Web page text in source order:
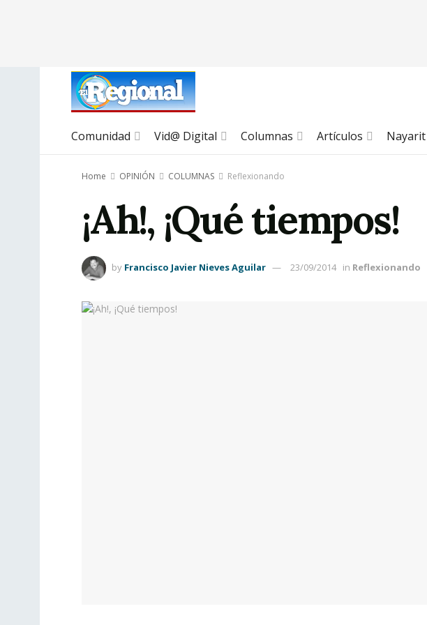
Comunidad Vid@ Digital Columnas Artículos Nayarit
Home OPINIÓN COLUMNAS Reflexionando
¡Ah!, ¡Qué tiempos!
by Francisco Javier Nieves Aguilar 23/09/2014 in Reflexionando